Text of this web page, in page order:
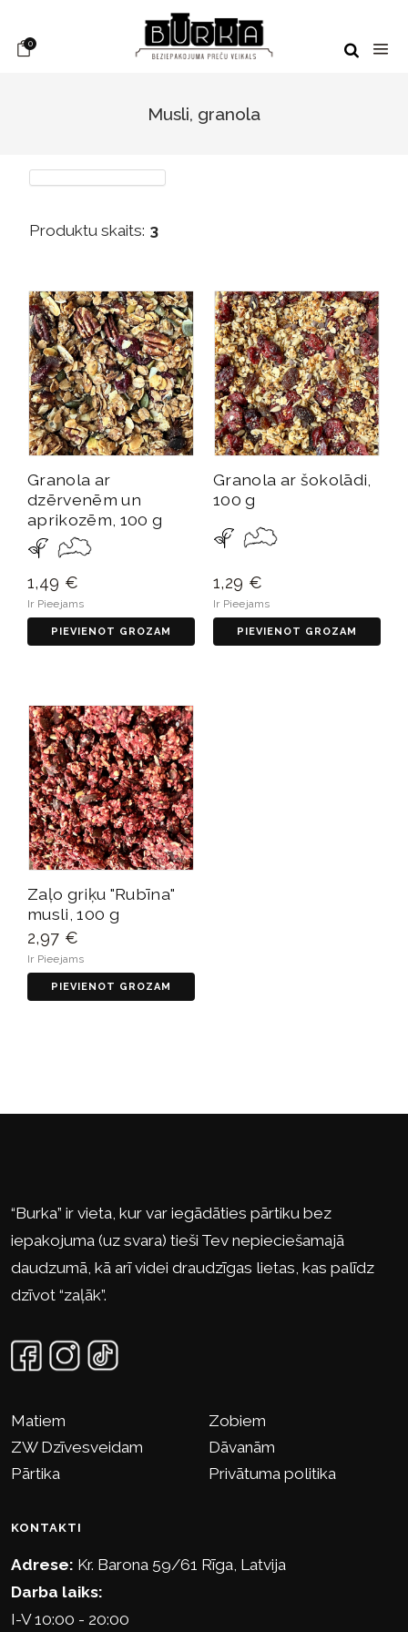
0
Musli, granola
Produktu skaits: 3
Granola ar
dzērvenēm un
aprikozēm, 100 g
1,49 €
Ir Pieejams
PIEVIENOT GROZAM
Granola ar šokolādi,
100 g
1,29 €
Ir Pieejams
PIEVIENOT GROZAM
Zaļo griķu "Rubīna"
musli, 100 g
2,97 €
Ir Pieejams
PIEVIENOT GROZAM
“Burka” ir vieta, kur var iegādāties pārtiku bez
iepakojuma (uz svara) tieši Tev nepieciešamajā
daudzumā, kā arī videi draudzīgas lietas, kas palīdz
dzīvot “zaļāk”.
Matiem
Zobiem
ZW Dzīvesveidam
Dāvanām
Pārtika
Privātuma politika
KONTAKTI
Adrese: Kr. Barona 59/61 Rīga, Latvija
Darba laiks:
I-V 10:00 - 20:00